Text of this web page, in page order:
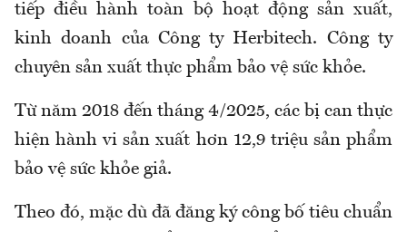
tiếp điều hành toàn bộ hoạt động sản xuất,
kinh doanh của Công ty Herbitech. Công ty
chuyên sản xuất thực phẩm bảo vệ sức khỏe.
Từ năm 2018 đến tháng 4/2025, các bị can thực
hiện hành vi sản xuất hơn 12,9 triệu sản phẩm
bảo vệ sức khỏe giả.
Theo đó, mặc dù đã đăng ký công bố tiêu chuẩn